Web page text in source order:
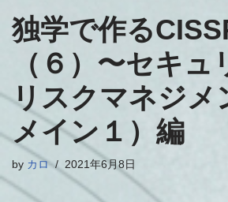
独学で作る
（６）〜セキュ
リスクマネジメ
メイン１）編
by カロ 2021年6月8日